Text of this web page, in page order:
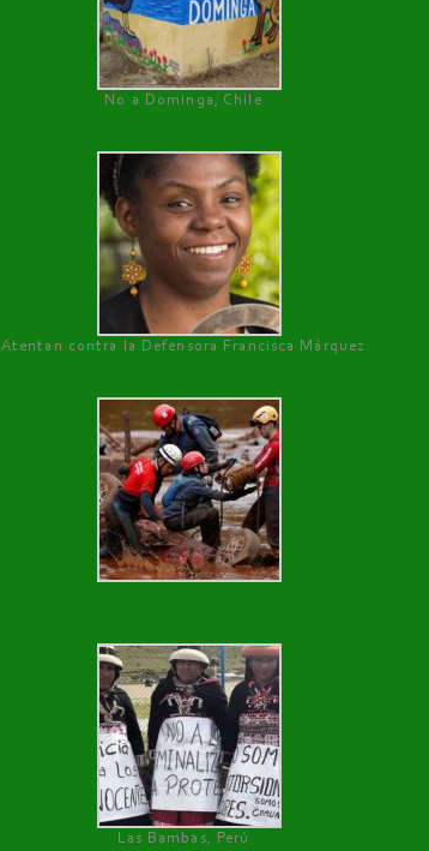
No a Dominga, Chile
Atentan contra la Defensora Francisca Márquez
Las Bambas, Perú